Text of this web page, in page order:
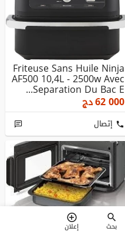
Friteuse Sans Huile Ninja
AF500 10,4L - 2500w Avec
Separation Du Bac E...
62 000دج
إتصال
NINJA Combi
Multicuiseur, Four Et
بحث إعلان